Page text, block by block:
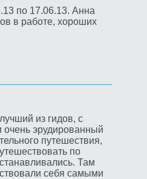
по 17.06.13. Анна
в работе, хороших
из гидов, с
очень эрудированный
путешествия,
по
Там
себя самыми